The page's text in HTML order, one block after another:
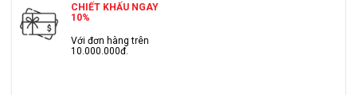
CHIẾT KHẤU NGAY
10%
Với đơn hàng trên
10.000.000đ.